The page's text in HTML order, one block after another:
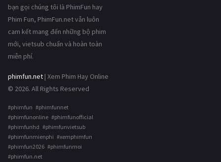
bạn gọi chúng tôi là PhimFun hay
Phim Fun, PhimFun.net vẫn luôn
cam kết mang đến những bộ phim
mới, vietsub chuẩn và hoàn toàn
miễn phí.
phimfun.net | Xem Phim Hay Online
© 2026. All Rights Reserved
#phimfun #phimfunnet
#phimfunonline #phimfunofficial
#phimfunhd #phimfunvietsub
#phimfunmienphi #xemphimfun
#phimfun2026 #phimfunmoi
#phimfun.net